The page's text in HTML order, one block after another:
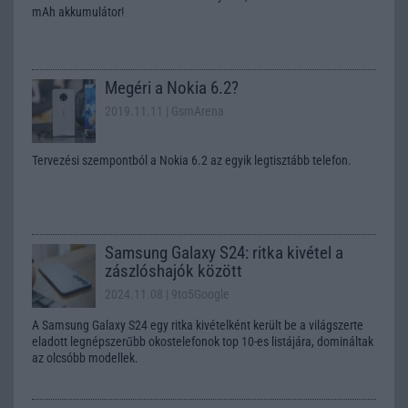
mAh akkumulátor!
Megéri a Nokia 6.2?
2019.11.11 | GsmArena
Tervezési szempontból a Nokia 6.2 az egyik legtisztább telefon.
Samsung Galaxy S24: ritka kivétel a
zászlóshajók között
2024.11.08 | 9to5Google
A Samsung Galaxy S24 egy ritka kivételként került be a világszerte
eladott legnépszerűbb okostelefonok top 10-es listájára, domináltak
az olcsóbb modellek.